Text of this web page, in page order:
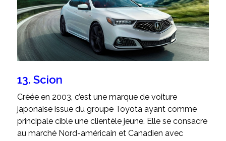
13. Scion
Créée en 2003, c’est une marque de voiture
japonaise issue du groupe Toyota ayant comme
principale cible une clientèle jeune. Elle se consacre
au marché Nord-américain et Canadien avec